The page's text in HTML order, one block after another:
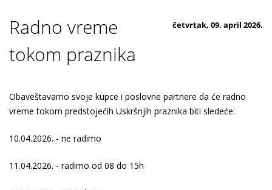
četvrtak, 09. april 2026.
Radno vreme
tokom praznika
Obaveštavamo svoje kupce i poslovne partnere da će radno
vreme tokom predstojećih Uskršnjih praznika biti sledeće:
10.04.2026. - ne radimo
11.04.2026. - radimo od 08 do 15h